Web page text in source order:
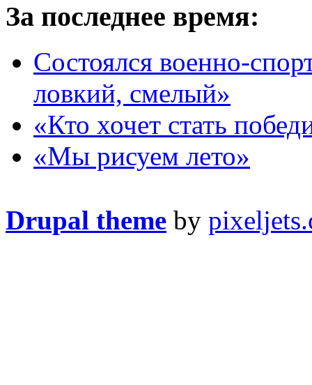
За последнее время:
Состоялся военно-
ловкий, смелый»
«Кто хочет стать
«Мы рисуем лето»
Drupal theme by